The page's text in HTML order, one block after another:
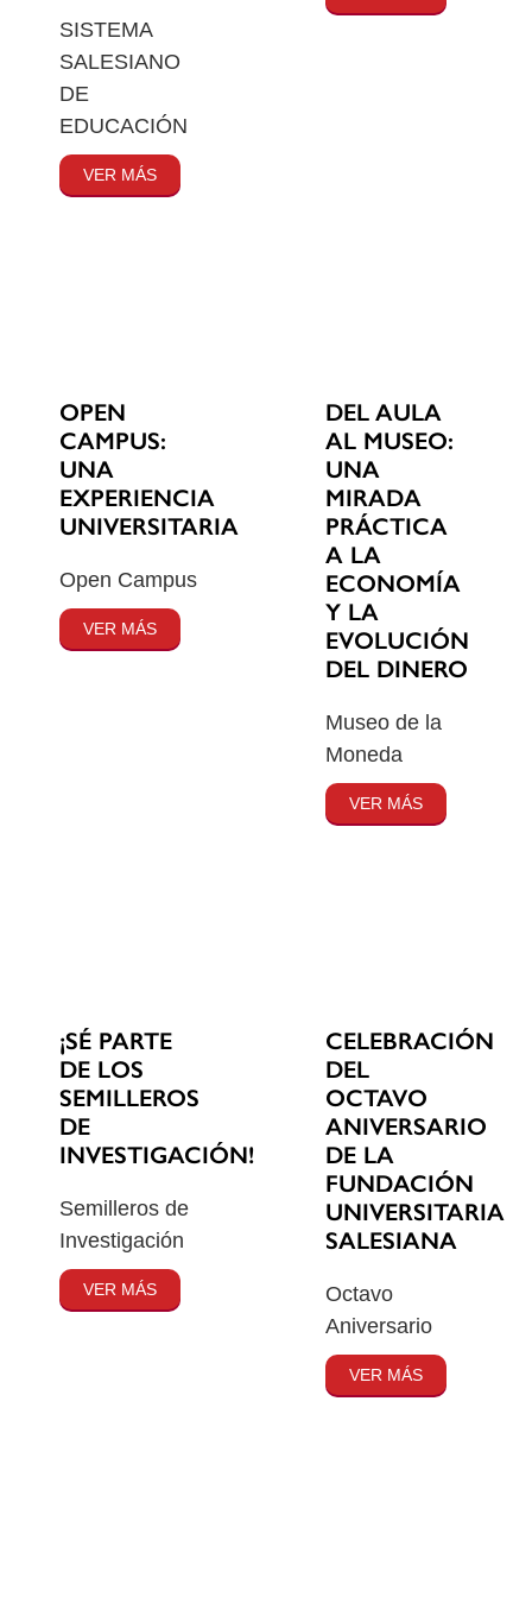
SISTEMA
SALESIANO
DE
EDUCACIÓN
VER MÁS
OPEN
CAMPUS:
UNA
EXPERIENCIA
UNIVERSITARIA
Open Campus
VER MÁS
DEL AULA
AL MUSEO:
UNA
MIRADA
PRÁCTICA
A LA
ECONOMÍA
Y LA
EVOLUCIÓN
DEL DINERO
Museo de la
Moneda
VER MÁS
¡SÉ PARTE
DE LOS
SEMILLEROS
DE
INVESTIGACIÓN!
Semilleros de
Investigación
VER MÁS
CELEBRACIÓN
DEL
OCTAVO
ANIVERSARIO
DE LA
FUNDACIÓN
UNIVERSITARIA
SALESIANA
Octavo
Aniversario
VER MÁS